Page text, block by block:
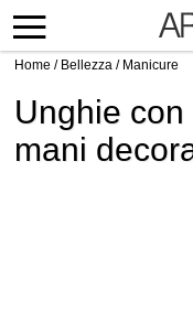
Home / Bellezza / Manicure
Unghie
mani